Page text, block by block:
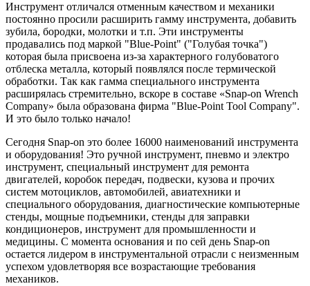
Инструмент отличался отменным качеством и механики
постоянно просили расширить гамму инструмента, добавить
зубила, бородки, молотки и т.п. Эти инструменты
продавались под маркой "Blue-Point" ("Голубая точка")
которая была присвоена из-за характерного голубоватого
отблеска металла, который появлялся после термической
обработки. Так как гамма специального инструмента
расширялась стремительно, вскоре в составе «Snap-on Wrench
Company» была образована фирма "Blue-Point Tool Company".
И это было только начало!
Сегодня Snap-on это более 16000 наименований инструмента
и оборудования! Это ручной инструмент, пневмо и электро
инструмент, специальный инструмент для ремонта
двигателей, коробок передач, подвески, кузова и прочих
систем мотоциклов, автомобилей, авиатехники и
специального оборудования, диагностические компьютерные
стенды, мощные подъемники, стенды для заправки
кондиционеров, инструмент для промышленности и
медицины. С момента основания и по сей день Snap-on
остается лидером в инструментальной отрасли с неизменным
успехом удовлетворяя все возрастающие требования
механиков.